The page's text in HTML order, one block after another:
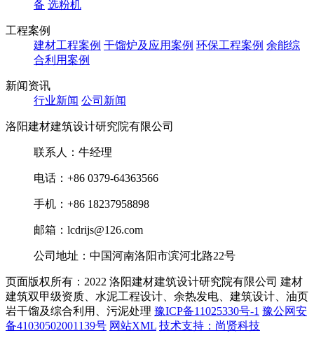
备 选粉机
工程案例
建材工程案例 干馏炉及应用案例 环保工程案例 余能综
合利用案例
新闻资讯
行业新闻 公司新闻
洛阳建材建筑设计研究院有限公司
联系人：牛经理
电话：+86 0379-64363566
手机：+86 18237958898
邮箱：lcdrijs@126.com
公司地址：中国河南洛阳市滨河北路22号
页面版权所有：2022 洛阳建材建筑设计研究院有限公司 建材
建筑双甲级资质、水泥工程设计、余热发电、建筑设计、油页
岩干馏及综合利用、污泥处理 豫ICP备11025330号-1 豫公网安
备41030502001139号 网站XML 技术支持：尚贤科技